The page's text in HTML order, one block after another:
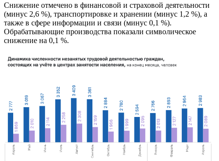
Снижение отмечено в финансовой и страховой деятельности
(минус 2,6 %), транспортировке и хранении (минус 1,2 %), а
также в сфере информации и связи (минус 0,1 %).
Обрабатывающие производства показали символическое
снижение на 0,1 %.